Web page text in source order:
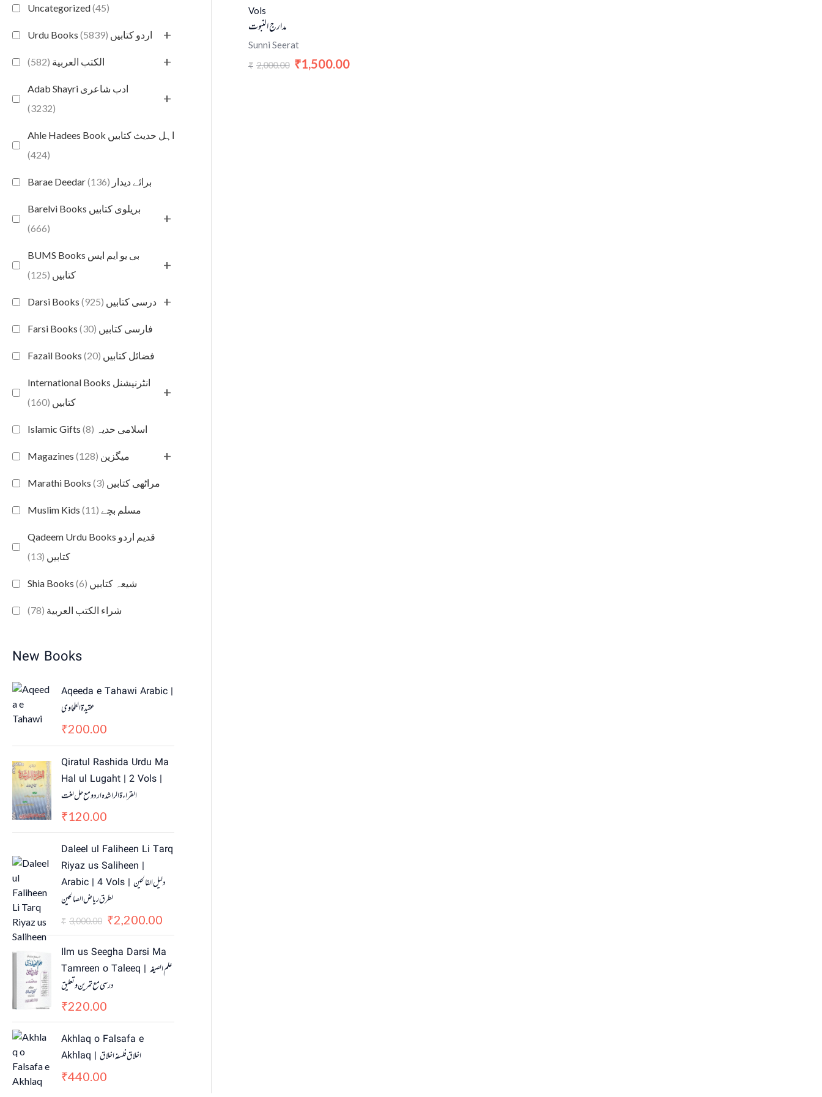
Uncategorized(45)
Urdu Books اردو کتابیں (5839) +
الكتب العربية (582) +
Adab Shayri ادب شاعری
(3232)
+
Ahle Hadees Book اہل حدیث کتابیں
(424)
Barae Deedar برائے دیدار (136)
Barelvi Books بریلوی کتابیں
(666)
+
BUMS Books بی یو ایم ایس
کتابیں (125)
+
Darsi Books درسی کتابیں (925) +
Farsi Books فارسی کتابیں (30)
Fazail Books فضائل کتابیں (20)
International Books انٹرنیشنل
کتابیں (160)
+
Islamic Gifts اسلامی حدیہ (8)
Magazines میگزین (128) +
Marathi Books مراٹھی کتابیں (3)
Muslim Kids مسلم بچے (11)
Qadeem Urdu Books قدیم اردو
کتابیں (13)
Shia Books شیعہ کتابیں (6)
شراء الكتب العربية (78)
New Books
Aqeeda e Tahawi Arabic |
عقیدة الطحاوی
₹200.00
Qiratul Rashida Urdu Ma
Hal ul Lugaht | 2 Vols |
القراءة الراشدہ اردو مع حل لغت
₹120.00
Daleel ul Faliheen Li Tarq
Riyaz us Saliheen |
Arabic | 4 Vols | دلیل الفالحین
لطرق ریاض الصالحین
₹ 3,000.00
r
i
g
i
n
p
r
i
w
s
₹2,200.00
u
r
r
i
Ilm us Seegha Darsi Ma
Tamreen o Taleeq | علم الصیغہ
درسی مع تمرین و تعلیق
₹220.00
Akhlaq o Falsafa e
Akhlaq | اخلاق فلسفہ اخلاق
₹440.00
Vols
مدارج النبوت
Sunni Seerat
₹ 2,000.00 ₹1,500.00